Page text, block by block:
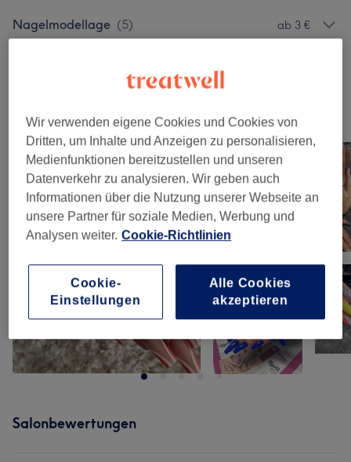
Nagelmodellage (5) ab 3 €
Unsere Arbeit
Bild anklicken für weitere Details
Salonbewertungen
Wir verwenden eigene Cookies und Cookies von
Dritten, um Inhalte und Anzeigen zu personalisieren,
Medienfunktionen bereitzustellen und unseren
Datenverkehr zu analysieren. Wir geben auch
Informationen über die Nutzung unserer Webseite an
unsere Partner für soziale Medien, Werbung und
Analysen weiter. Cookie-Richtlinien
Cookie-
Einstellungen
Alle Cookies
akzeptieren